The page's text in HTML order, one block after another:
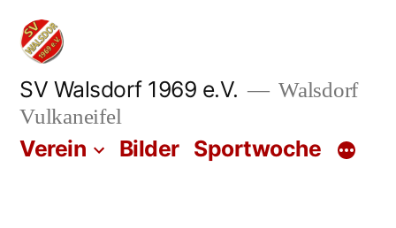
Zum
Inhalt
springen
SV Walsdorf 1969 e.V.
Walsdorf
Vulkaneifel
Verein Bilder Sportwoche